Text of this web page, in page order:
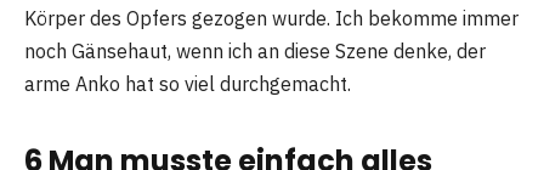
Körper des Opfers gezogen wurde. Ich bekomme immer
noch Gänsehaut, wenn ich an diese Szene denke, der
arme Anko hat so viel durchgemacht.
6 Man musste einfach alles